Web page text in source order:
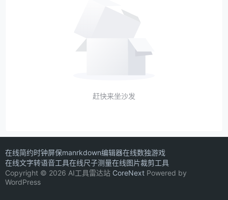
赶快来坐沙发
在线简约时钟屏保manrkdown编辑器在线数独游戏
在线文字转语音工具在线尺子测量在线图片裁剪工具
Copyright © 2026 AI工具雷达站 CoreNext Powered by
WordPress